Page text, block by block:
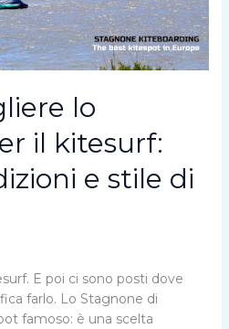
lo
il kitesurf:
e stile di
E poi ci sono posti dove
farlo. Lo Stagnone di
famoso: è una scelta